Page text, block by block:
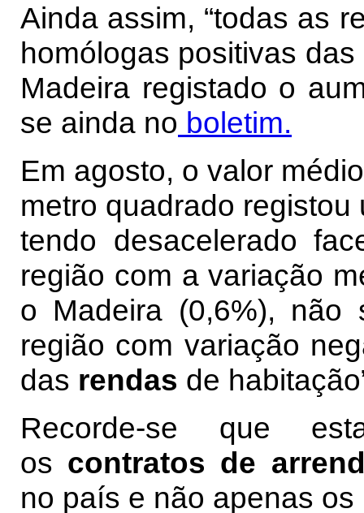
Ainda assim, “todas as
homólogas positivas das
Madeira registado o
se ainda no boletim.
Em agosto, o valor
metro quadrado
tendo desacelerado
região com a variação
o Madeira (0,6%), não
região com variação
das rendas de
Recorde-se que
os contratos de
no país e não apenas